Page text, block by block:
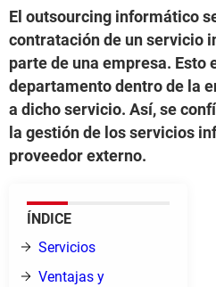
El outsourcing informático
contratación de un servicio
parte de una empresa. Esto
departamento dentro de la
a dicho servicio. Así, se
la gestión de los servicios
proveedor externo.
ÍNDICE
Servicios
Ventajas y